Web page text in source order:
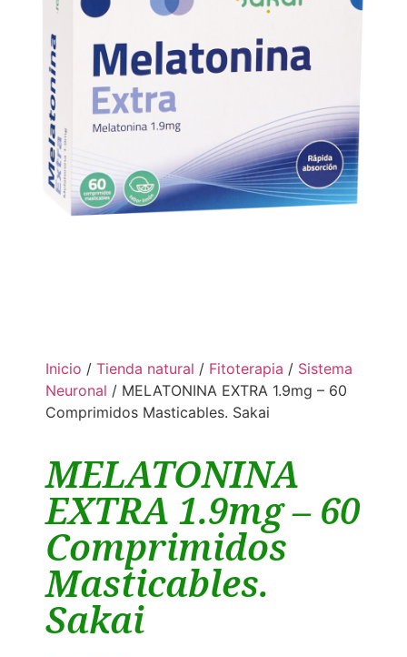
Inicio / Tienda natural / Fitoterapia / Sistema
Neuronal / MELATONINA EXTRA 1.9mg – 60
Comprimidos Masticables. Sakai
MELATONINA
EXTRA 1.9mg – 60
Comprimidos
Masticables.
Sakai